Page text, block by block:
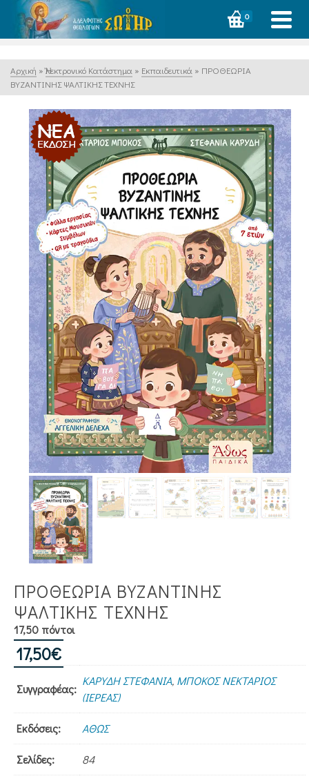
0
Αρχική » Ἠλεκτρονικό Κατάστημα » Εκπαιδευτικά » ΠΡΟΘΕΩΡΙΑ
ΒΥΖΑΝΤΙΝΗΣ ΨΑΛΤΙΚΗΣ ΤΕΧΝΗΣ
ΠΡΟΘΕΩΡΙΑ ΒΥΖΑΝΤΙΝΗΣ
ΨΑΛΤΙΚΗΣ ΤΕΧΝΗΣ
17,50 πόντοι
17,50€
Συγγραφέας:
ΚΑΡΥΔΗ ΣΤΕΦΑΝΙΑ, ΜΠΟΚΟΣ ΝΕΚΤΑΡΙΟΣ
(ΙΕΡΕΑΣ)
Εκδόσεις: ΑΘΩΣ
Σελίδες: 84